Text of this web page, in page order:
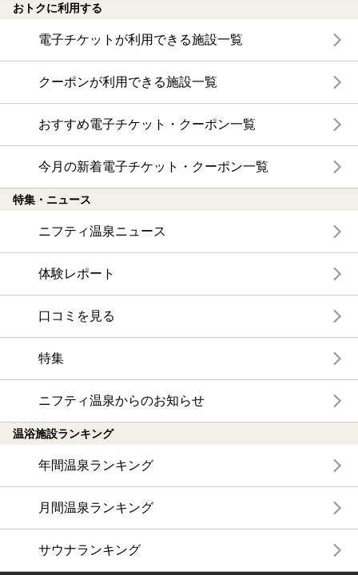
おトクに利用する
電子チケットが利用できる施設一覧
クーポンが利用できる施設一覧
おすすめ電子チケット・クーポン一覧
今月の新着電子チケット・クーポン一覧
特集・ニュース
ニフティ温泉ニュース
体験レポート
口コミを見る
特集
ニフティ温泉からのお知らせ
温浴施設ランキング
年間温泉ランキング
月間温泉ランキング
サウナランキング